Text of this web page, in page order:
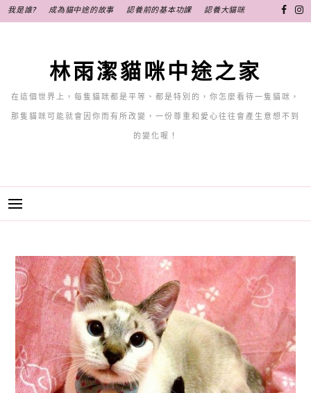
至
我是誰? 成為貓中途的故事 認養前的基本功課 認養大貓咪
林雨潔貓咪中途之家
在這個世界上，每隻貓咪都是平等、都是特別的，你怎麼看待一隻貓咪，
那隻貓咪可能就會因你而有所改變，一份尊重和愛心往往會產生意想不到
的變化喔！